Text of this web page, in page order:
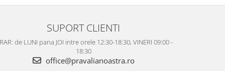
SUPORT CLIENTI
de LUNI pana JOI intre orele 12:30-18:30, VINERI 09:00 -
18:30
office@pravalianoastra.ro